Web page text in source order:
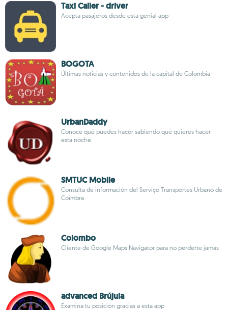
Taxi Caller - driver
Acepta pasajeros desde esta genial app
BOGOTA
Últimas noticias y contenidos de la capital de Colombia
UrbanDaddy
Conoce qué puedes hacer sabiendo qué quieres hacer
esta noche
SMTUC Mobile
Consulta de información del Serviço Transportes Urbano de
Coimbra
Colombo
Cliente de Google Maps Navigator para no perderte jamás
advanced Brújula
Examina tu posición gracias a esta app